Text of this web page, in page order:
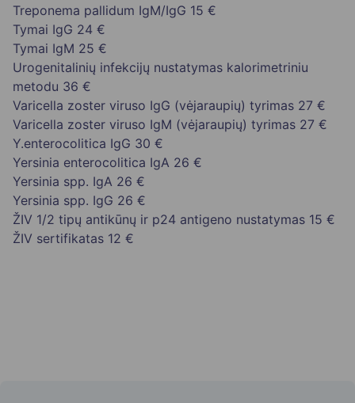
Treponema pallidum IgM/IgG 15 €
Tymai IgG 24 €
Tymai IgM 25 €
Urogenitalinių infekcijų nustatymas kalorimetriniu
metodu 36 €
Varicella zoster viruso IgG (vėjaraupių) tyrimas 27 €
Varicella zoster viruso IgM (vėjaraupių) tyrimas 27 €
Y.enterocolitica IgG 30 €
Yersinia enterocolitica IgA 26 €
Yersinia spp. IgA 26 €
Yersinia spp. IgG 26 €
ŽIV 1/2 tipų antikūnų ir p24 antigeno nustatymas 15 €
ŽIV sertifikatas 12 €